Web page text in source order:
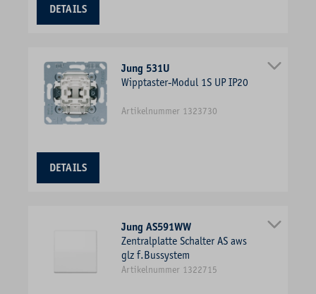
DETAILS
Jung 531U
Wipptaster-Modul 1S UP IP20
Artikelnummer 1323730
DETAILS
Jung AS591WW
Zentralplatte Schalter AS aws
glz f.Bussystem
Artikelnummer 1322715